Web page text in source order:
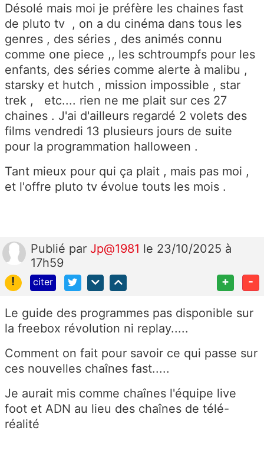
Désolé mais moi je préfère les chaines fast
de pluto tv , on a du cinéma dans tous les
genres , des séries , des animés connu
comme one piece ,, les schtroumpfs pour les
enfants, des séries comme alerte à malibu ,
starsky et hutch , mission impossible , star
trek , etc.... rien ne me plait sur ces 27
chaines . J'ai d'ailleurs regardé 2 volets des
films vendredi 13 plusieurs jours de suite
pour la programmation halloween .
Tant mieux pour qui ça plait , mais pas moi ,
et l'offre pluto tv évolue touts les mois .
Publié par Jp@1981 le 23/10/2025 à
17h59
!
citer + -
Le guide des programmes pas disponible sur
la freebox révolution ni replay.....
Comment on fait pour savoir ce qui passe sur
ces nouvelles chaînes fast.....
Je aurait mis comme chaînes l'équipe live
foot et ADN au lieu des chaînes de télé-
réalité